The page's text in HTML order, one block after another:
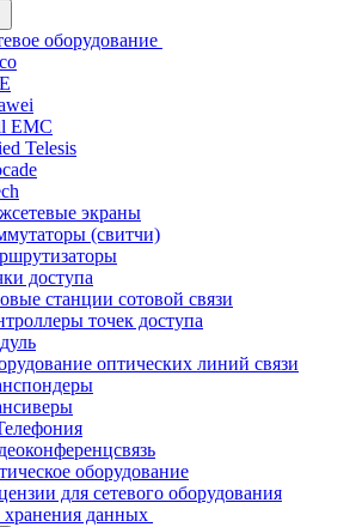
оборудование
EMC
Telesis
экраны
(свитчи)
доступа
станции сотовой связи
точек доступа
оптических линий связи
оборудование
для сетевого оборудования
данных